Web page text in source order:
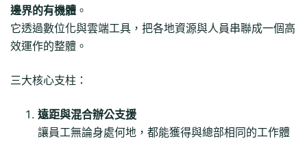
邊界的有機體 。
它透過數位化與雲端工具，把各地資源與人員串聯成一個高
效運作的整體。
三大核心支柱：
遠距與混合辦公支援
讓員工無論身處何地，都能獲得與總部相同的工作體